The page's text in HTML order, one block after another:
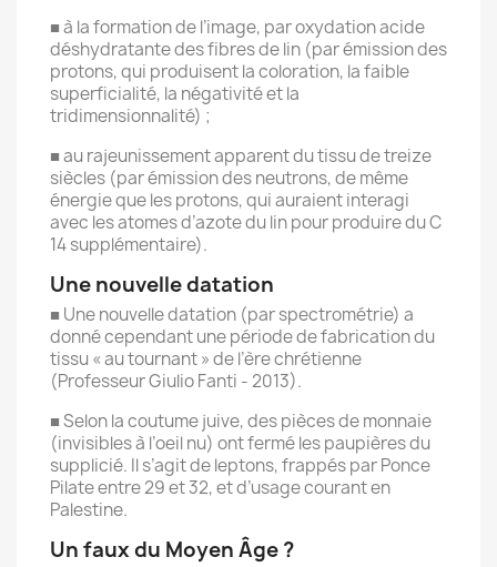
■ à la formation de l’image, par oxydation acide
déshydratante des fibres de lin (par émission des
protons, qui produisent la coloration, la faible
superficialité, la négativité et la
tridimensionnalité) ;
■ au rajeunissement apparent du tissu de treize
siècles (par émission des neutrons, de même
énergie que les protons, qui auraient interagi
avec les atomes d’azote du lin pour produire du C
14 supplémentaire).
Une nouvelle datation
■ Une nouvelle datation (par spectrométrie) a
donné cependant une période de fabrication du
tissu « au tournant » de l’ère chrétienne
(Professeur Giulio Fanti - 2013).
■ Selon la coutume juive, des pièces de monnaie
(invisibles à l’oeil nu) ont fermé les paupières du
supplicié. Il s’agit de leptons, frappés par Ponce
Pilate entre 29 et 32, et d’usage courant en
Palestine.
Un faux du Moyen Âge ?